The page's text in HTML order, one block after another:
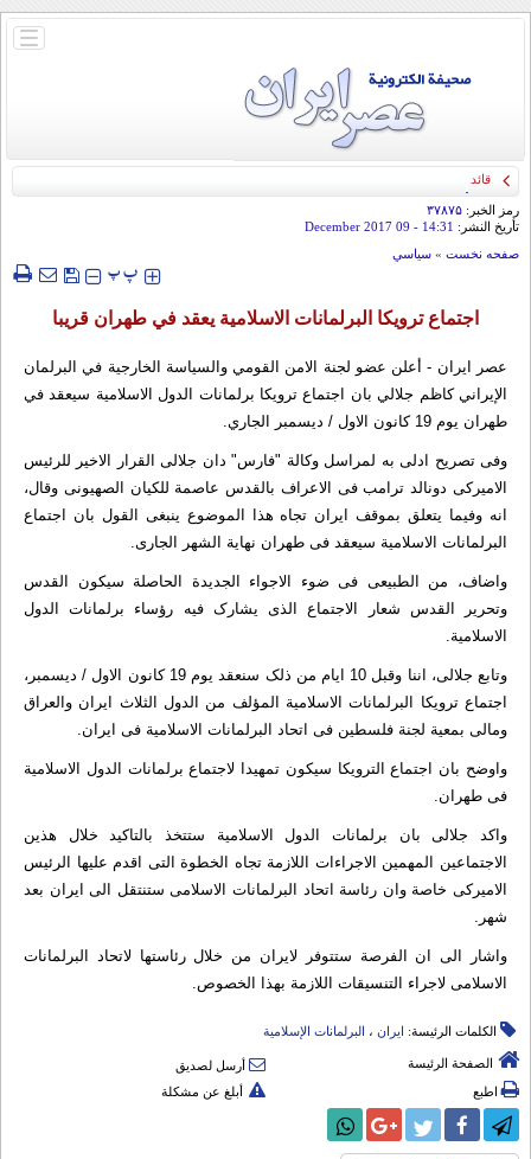
باز
قائد الحرس الثوري: إيران ستدمر أمريكا وإسرائيل والسعودية إذا تجاوزت خطوط طهران
الحمراء
رمز الخبر: ۳۷۸۷۵
تأريخ النشر: 14:31
- 09 December 2017
صفحه نخست » سياسي
‍‍‍ پپ
اجتماع ترويكا البرلمانات الاسلامية يعقد في طهران قريبا
عصر ايران - أعلن عضو لجنة الامن القومي والسياسة الخارجية في البرلمان
الإيراني كاظم جلالي بان اجتماع ترويكا برلمانات الدول الاسلامية سيعقد في
طهران يوم 19 كانون الاول / ديسمبر الجاري.
وفی تصریح ادلى به لمراسل وکالة "فارس" دان جلالی القرار الاخیر للرئیس
الامیرکی دونالد ترامب فی الاعراف بالقدس عاصمة للکیان الصهیونی وقال،
انه وفیما یتعلق بموقف ایران تجاه هذا الموضوع ینبغی القول بان اجتماع
البرلمانات الاسلامیة سیعقد فی طهران نهایة الشهر الجاری.
واضاف، من الطبیعی فی ضوء الاجواء الجدیدة الحاصلة سیکون القدس
وتحریر القدس شعار الاجتماع الذی یشارک فیه رؤساء برلمانات الدول
الاسلامیة.
وتابع جلالی، اننا وقبل 10 ایام من ذلک سنعقد یوم 19 کانون الاول / دیسمبر،
اجتماع ترویکا البرلمانات الاسلامیة المؤلف من الدول الثلاث ایران والعراق
ومالی بمعیة لجنة فلسطین فی اتحاد البرلمانات الاسلامیة فی ایران.
واوضح بان اجتماع الترویکا سیکون تمهیدا لاجتماع برلمانات الدول الاسلامیة
فی طهران.
واکد جلالی بان برلمانات الدول الاسلامیة ستتخذ بالتاکید خلال هذین
الاجتماعین المهمین الاجراءات اللازمة تجاه الخطوة التی اقدم علیها الرئیس
الامیرکی خاصة وان رئاسة اتحاد البرلمانات الاسلامی ستنتقل الى ایران بعد
شهر.
واشار الى ان الفرصة ستتوفر لایران من خلال رئاستها لاتحاد البرلمانات
الاسلامی لاجراء التنسیقات اللازمة بهذا الخصوص.
الكلمات الرئيسة: ایران ، البرلمانات الإسلامیة
الصفحة الرئيسة
أرسل لصديق
اطبع
أبلغ عن مشكلة